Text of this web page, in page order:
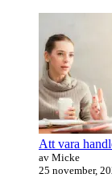
Att vara
av Micke
25 november,